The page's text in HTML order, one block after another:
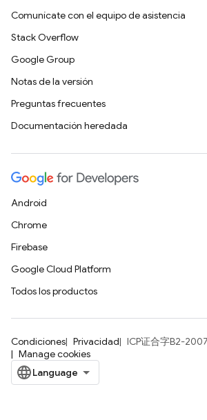
Comunícate con el equipo de asistencia
Stack Overflow
Google Group
Notas de la versión
Preguntas frecuentes
Documentación heredada
Android
Chrome
Firebase
Google Cloud Platform
Todos los productos
Condiciones Privacidad
ICP证合字B2-
Manage cookies